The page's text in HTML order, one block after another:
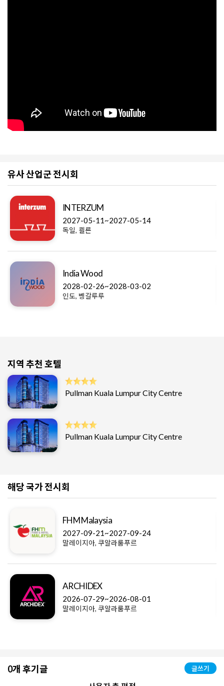
유사 산업군 전시회
INTERZUM
2027-05-11~2027-05-14
독일, 쾰른
India Wood
2028-02-26~2028-03-02
인도, 벵갈루루
지역 추천 호텔
Pullman Kuala Lumpur City Centre
Pullman Kuala Lumpur City Centre
해당 국가 전시회
FHM Malaysia
2027-09-21~2027-09-24
말레이지아, 쿠알라룸푸르
ARCHIDEX
2026-07-29~2026-08-01
말레이지아, 쿠알라룸푸르
0개 후기글 글쓰기